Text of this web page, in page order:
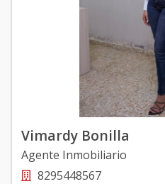
Vimardy Bonilla
Agente Inmobiliario
8295448567